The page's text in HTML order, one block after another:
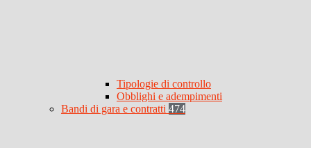
Tipologie di controllo
Obblighi e adempimenti
Bandi di gara e contratti 474